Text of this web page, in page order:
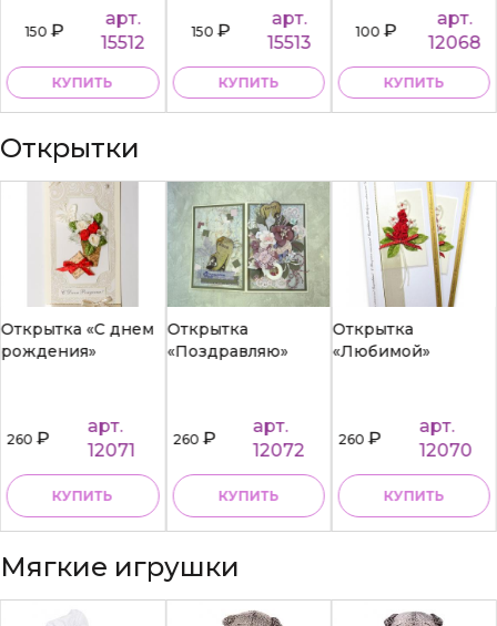
150₽
арт.
15512
КУПИТЬ
150₽
арт.
15513
КУПИТЬ
100₽
арт.
12068
КУПИТЬ
Открытки
Открытка «С днем
рождения»
260₽
арт.
12071
КУПИТЬ
Открытка
«Поздравляю»
260₽
арт.
12072
КУПИТЬ
Открытка
«Любимой»
260₽
арт.
12070
КУПИТЬ
Мягкие игрушки